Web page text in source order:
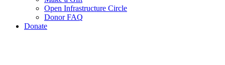
Open Infrastructure Circle
Donor FAQ
Donate